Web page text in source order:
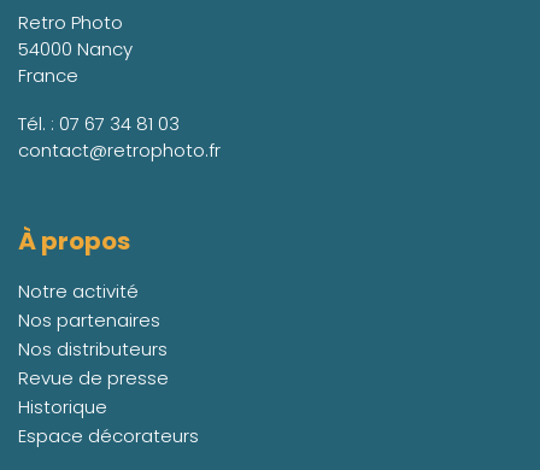
Retro Photo
54000 Nancy
France
Tél. : 07 67 34 81 03
contact@retrophoto.fr
À propos
Notre activité
Nos partenaires
Nos distributeurs
Revue de presse
Historique
Espace décorateurs